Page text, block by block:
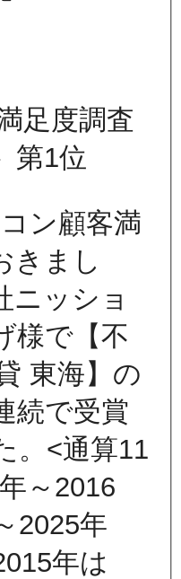
ン顧客満
きまし
ニッショ
様で【不
東海】の
続で受賞
。<通算11
～2016
2025年
年は